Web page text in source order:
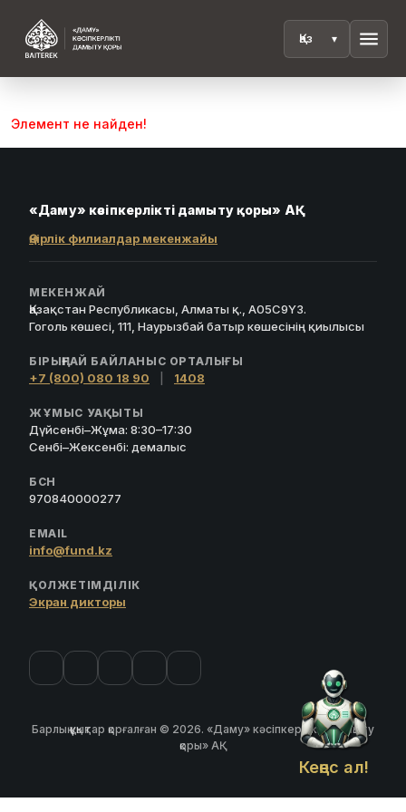
menu
Кеңес ал!
Элемент не найден!
«Даму» кәсіпкерлікті дамыту қоры» АҚ
Өңірлік филиалдар мекенжайы
МЕКЕНЖАЙ
Қазақстан Республикасы, Алматы қ., A05C9Y3.
Гоголь көшесі, 111, Наурызбай батыр көшесінің қиылысы
БІРЫҢҒАЙ БАЙЛАНЫС ОРТАЛЫҒЫ
+7 (800) 080 18 90 1408
ЖҰМЫС УАҚЫТЫ
Дүйсенбі–Жұма: 8:30–17:30
Сенбі–Жексенбі: демалыс
БСН
970840000277
EMAIL
info@fund.kz
ҚОЛЖЕТІМДІЛІК
Экран дикторы
Барлық құқықтар қорғалған © 2026. «Даму» кәсіпкерлікті дамыту
қоры» АҚ